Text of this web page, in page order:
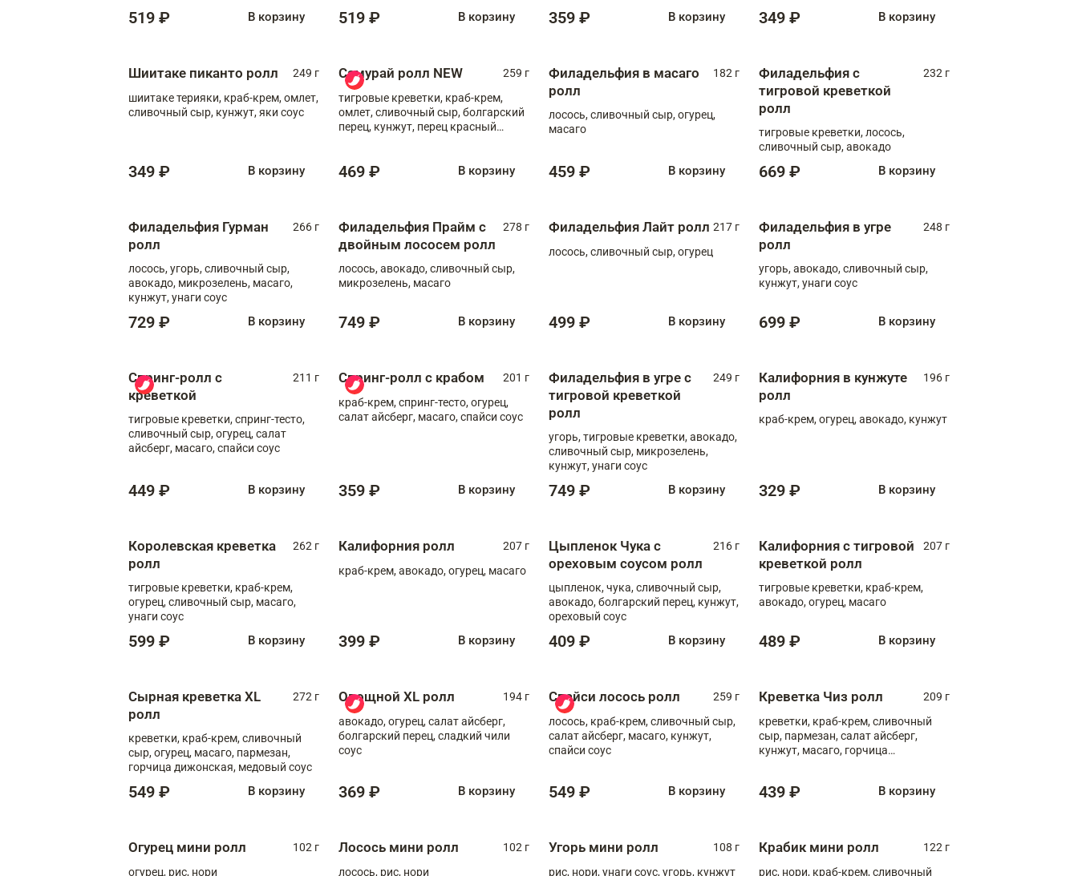
519 ₽ В корзину 519 ₽ В корзину 359 ₽ В корзину 349 ₽ В корзину
Шиитаке пиканто ролл
249 г
шиитаке терияки, краб-крем, омлет,
сливочный сыр, кунжут, яки соус
349 ₽ В корзину
Самурай ролл NEW
259 г
тигровые креветки, краб-крем,
омлет, сливочный сыр, болгарский
перец, кунжут, перец красный
469 ₽ В корзину
Филадельфия в масаго
ролл
182 г
лосось, сливочный сыр, огурец,
масаго
459 ₽ В корзину
Филадельфия с
тигровой креветкой
ролл
232 г
тигровые креветки, лосось,
сливочный сыр, авокадо
669 ₽ В корзину
Филадельфия Гурман
ролл
266 г
лосось, угорь, сливочный сыр,
авокадо, микрозелень, масаго,
кунжут, унаги соус
729 ₽ В корзину
Филадельфия Прайм с
двойным лососем ролл
278 г
лосось, авокадо, сливочный сыр,
микрозелень, масаго
749 ₽ В корзину
Филадельфия Лайт ролл 217 г
лосось, сливочный сыр, огурец
499 ₽ В корзину
Филадельфия в угре
ролл
248 г
угорь, авокадо, сливочный сыр,
кунжут, унаги соус
699 ₽ В корзину
Спринг-ролл с
креветкой
211 г
тигровые креветки, спринг-тесто,
сливочный сыр, огурец, салат
айсберг, масаго, спайси соус
449 ₽ В корзину
Спринг-ролл с крабом
201 г
краб-крем, спринг-тесто, огурец,
салат айсберг, масаго, спайси соус
359 ₽ В корзину
Филадельфия в угре с
тигровой креветкой
ролл
249 г
угорь, тигровые креветки, авокадо,
сливочный сыр, микрозелень,
кунжут, унаги соус
749 ₽ В корзину
Калифорния в кунжуте
ролл
196 г
краб-крем, огурец, авокадо, кунжут
329 ₽ В корзину
Королевская креветка
ролл
262 г
тигровые креветки, краб-крем,
огурец, сливочный сыр, масаго,
унаги соус
599 ₽ В корзину
Калифорния ролл
207 г
краб-крем, авокадо, огурец, масаго
399 ₽ В корзину
Цыпленок Чука с
ореховым соусом ролл
216 г
цыпленок, чука, сливочный сыр,
авокадо, болгарский перец, кунжут,
ореховый соус
409 ₽ В корзину
Калифорния с тигровой
креветкой ролл
207 г
тигровые креветки, краб-крем,
авокадо, огурец, масаго
489 ₽ В корзину
Сырная креветка XL
ролл
272 г
креветки, краб-крем, сливочный
сыр, огурец, масаго, пармезан,
горчица дижонская, медовый соус
549 ₽ В корзину
Овощной XL ролл
194 г
авокадо, огурец, салат айсберг,
болгарский перец, сладкий чили
соус
369 ₽ В корзину
Спайси лосось ролл
259 г
лосось, краб-крем, сливочный сыр,
салат айсберг, масаго, кунжут,
спайси соус
549 ₽ В корзину
Креветка Чиз ролл
209 г
креветки, краб-крем, сливочный
сыр, пармезан, салат айсберг,
кунжут, масаго, горчица
439 ₽ В корзину
Огурец мини ролл
102 г
огурец, рис, нори
Лосось мини ролл
102 г
лосось, рис, нори
Угорь мини ролл
108 г
рис, нори, унаги соус, угорь, кунжут
Крабик мини ролл
122 г
рис, нори, краб-крем, сливочный